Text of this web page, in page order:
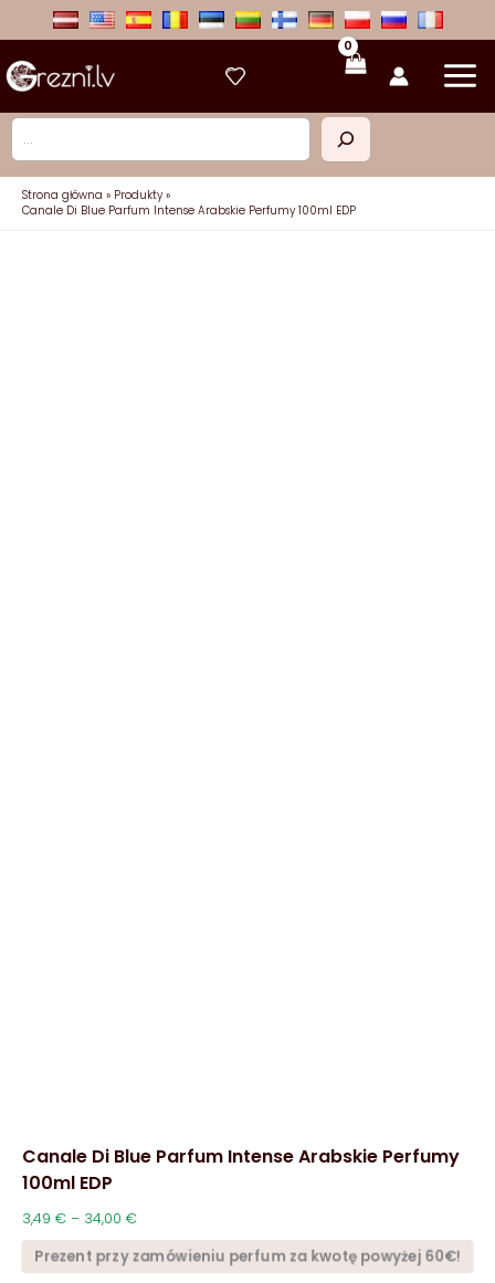
Szukaj
Strona główna
Produkty
Canale Di Blue Parfum Intense Arabskie Perfumy 100ml EDP
Canale Di Blue Parfum Intense Arabskie Perfumy
100ml EDP
3,49 € – 34,00 €Zakres
cen:
od
Prezent przy zamówieniu perfum za kwotę powyżej 60€!